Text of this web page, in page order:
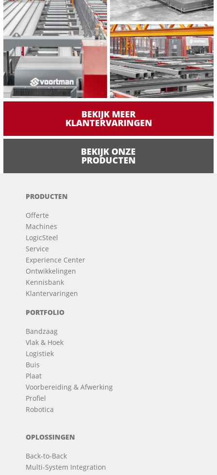
BEKIJK MEER
KLANTERVARINGEN
BEKIJK ONZE
PRODUCTEN
PRODUCTEN
Offerte
Machines
LogicSteel
Service
Experience Center
Ontwikkelingen
Kennisbank
Klantervaringen
PORTFOLIO
Bandzaag
Vlak & Hoek
Logistiek
Buis
Plaat
Voorbereiding & Afwerking
Profiel
Robotica
OPLOSSINGEN
Back-to-Back
Multi-System Integration